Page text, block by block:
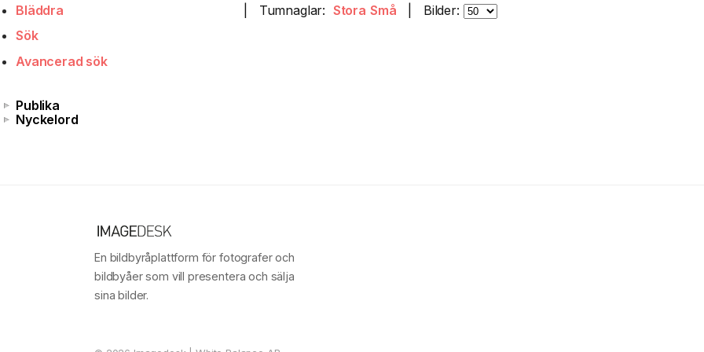
Bläddra
Sök
Avancerad sök
Publika
Nyckelord
Tumnaglar: Stora Små Bilder:
En bildbyråplattform för fotografer och
bildbyåer som vill presentera och sälja
sina bilder.